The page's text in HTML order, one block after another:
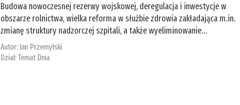
Budowa nowoczesnej rezerwy wojskowej, deregulacja i inwestycje w
obszarze rolnictwa, wielka reforma w służbie zdrowia zakładająca m.in.
zmianę struktury nadzorczej szpitali, a także wyeliminowanie...
Autor: Jan Przemyłski
Dział:Temat Dnia